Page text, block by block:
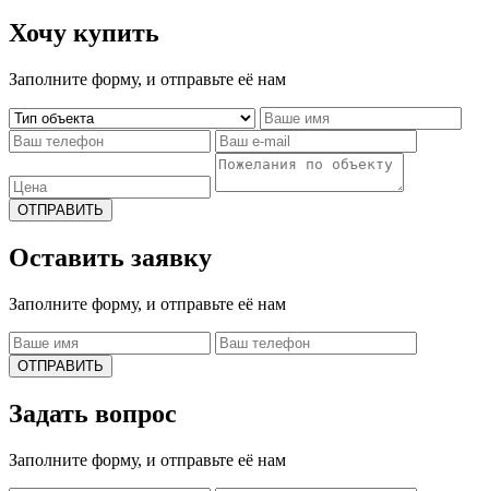
Хочу купить
Заполните форму, и отправьте её нам
ОТПРАВИТЬ
Оставить заявку
Заполните форму, и отправьте её нам
ОТПРАВИТЬ
Задать вопрос
Заполните форму, и отправьте её нам